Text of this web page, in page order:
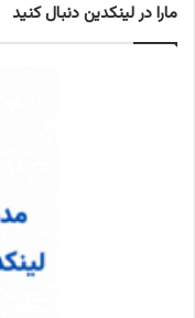
مارا در لینکدین دنبال کنید